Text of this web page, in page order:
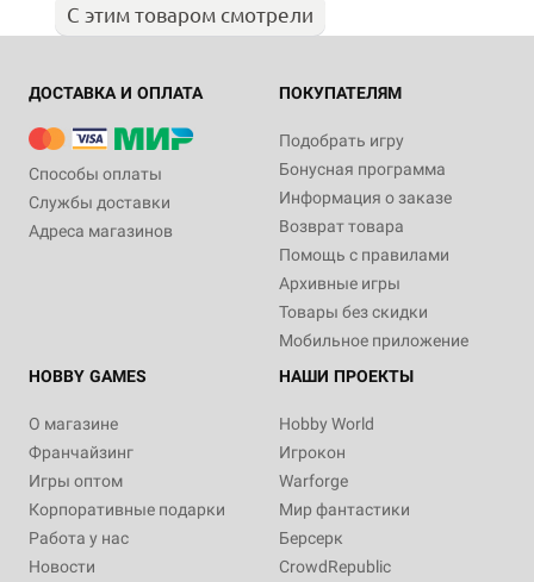
С этим товаром смотрели
ДОСТАВКА И ОПЛАТА
Способы оплаты
Службы доставки
Адреса магазинов
ПОКУПАТЕЛЯМ
Подобрать игру
Бонусная программа
Информация о заказе
Возврат товара
Помощь с правилами
Архивные игры
Товары без скидки
Мобильное приложение
HOBBY GAMES
О магазине
Франчайзинг
Игры оптом
Корпоративные подарки
Работа у нас
Новости
НАШИ ПРОЕКТЫ
Hobby World
Игрокон
Warforge
Мир фантастики
Берсерк
CrowdRepublic